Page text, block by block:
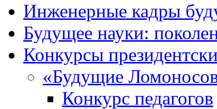
Инженерные кадры
Будущее науки:
Конкурсы
«Будущие
Конкурс педагогов